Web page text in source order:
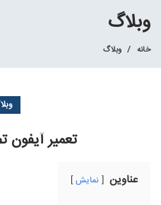
وبلاگ
خانه وبلاگ
تعمیر
عناوین نمایش